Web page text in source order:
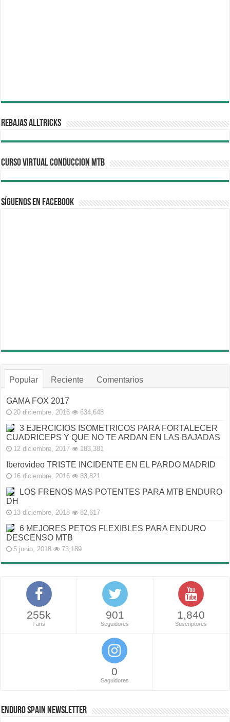
REBAJAS ALLTRICKS
CURSO VIRTUAL CONDUCCION MTB
Síguenos en Facebook
Popular Reciente Comentarios
GAMA FOX 2017
20 diciembre, 2016 634,648
3 EJERCICIOS ISOMETRICOS PARA FORTALECER
CUADRICEPS Y QUE NO TE ARDAN EN LAS BAJADAS
12 diciembre, 2017 183,381
Iberovideo TRISTE INCIDENTE EN EL PARDO MADRID
16 diciembre, 2016 83,821
LOS FRENOS MAS POTENTES PARA MTB ENDURO
DH
13 diciembre, 2018 82,617
6 MEJORES PETOS FLEXIBLES PARA ENDURO
DESCENSO MTB
5 junio, 2018 73,189
255k
Fans
901
Seguidores
1,840
Suscriptores
0
Seguidores
ENDURO SPAIN NEWSLETTER